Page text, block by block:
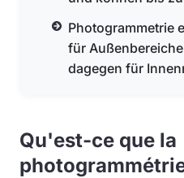
Photogrammetrie
für
dagegen für
Qu'est-ce que la